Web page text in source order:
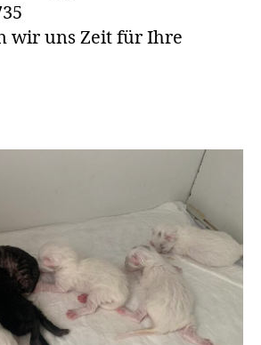
wir uns Zeit für Ihre